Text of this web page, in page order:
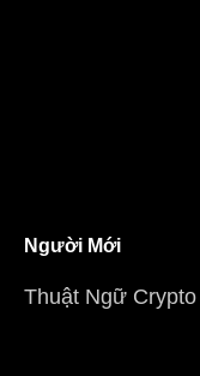
Người Mới
Thuật Ngữ Crypto